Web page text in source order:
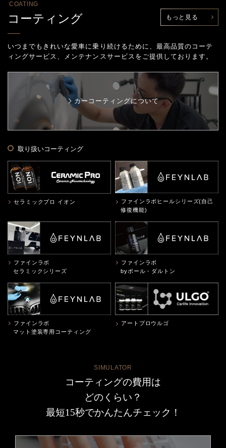
COATING
コーティング もっと見る
いつまでもきれいな愛車に乗り続けるために、最高品質のコーテ
ィングサービス、
メンテナンスサービスをご提供しております。
カーコーティングについて
取り扱いコーティング
セラミックプロ イオン
ファインラボヒールシリーズ(自己
修復機能)
ファインラボ
セラミックシリーズ
ファインラボ
byポール・ダルトン
ファインラボ
マット塗装専用コーティング
アートプロウルゴ
SIMULATOR
コーティングの費用は
どのくらい？
最短15秒でかんたんチェック！